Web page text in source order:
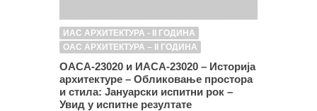
ИАС АРХИТЕКТУРА - II ГОДИНА
ОАС АРХИТЕКТУРА – II ГОДИНА
ОАСА-23020 и ИАСА-23020 – Историја
архитектуре – Обликовање простора
и стила: Јануарски испитни рок –
Увид у испитне резултате